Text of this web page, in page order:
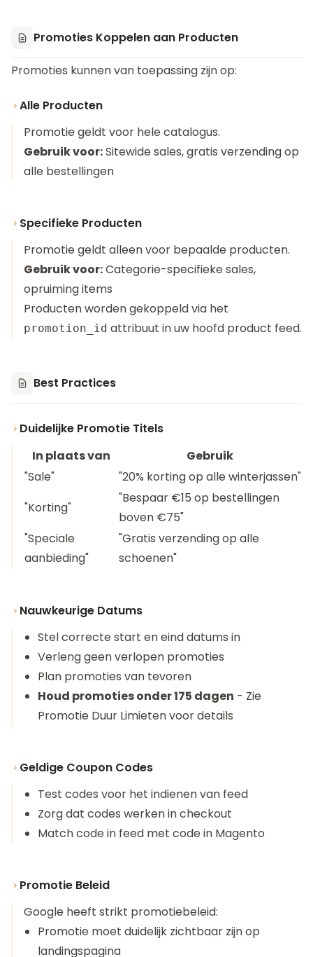
Promoties Koppelen aan Producten
Promoties kunnen van toepassing zijn op:
Alle Producten
Promotie geldt voor hele catalogus.
Gebruik voor:Sitewide sales, gratis verzending op
alle bestellingen
Specifieke Producten
Promotie geldt alleen voor bepaalde producten.
Gebruik voor:Categorie-specifieke sales,
opruiming items
Producten worden gekoppeld via het
promotion_id attribuut in uw hoofd product feed.
Best Practices
Duidelijke Promotie Titels
In plaats van
Gebruik
"Sale"
"20% korting op alle winterjassen"
"Korting"
"Bespaar €15 op bestellingen
boven €75"
"Speciale
aanbieding"
"Gratis verzending op alle
schoenen"
Nauwkeurige Datums
Stel correcte start en eind datums in
Verleng geen verlopen promoties
Plan promoties van tevoren
Houd promoties onder 175 dagen - Zie
Promotie Duur Limietenvoor details
Geldige Coupon Codes
Test codes voor het indienen van feed
Zorg dat codes werken in checkout
Match code in feed met code in Magento
Promotie Beleid
Google heeft strikt promotiebeleid:
Promotie moet duidelijk zichtbaar zijn op
landingspagina